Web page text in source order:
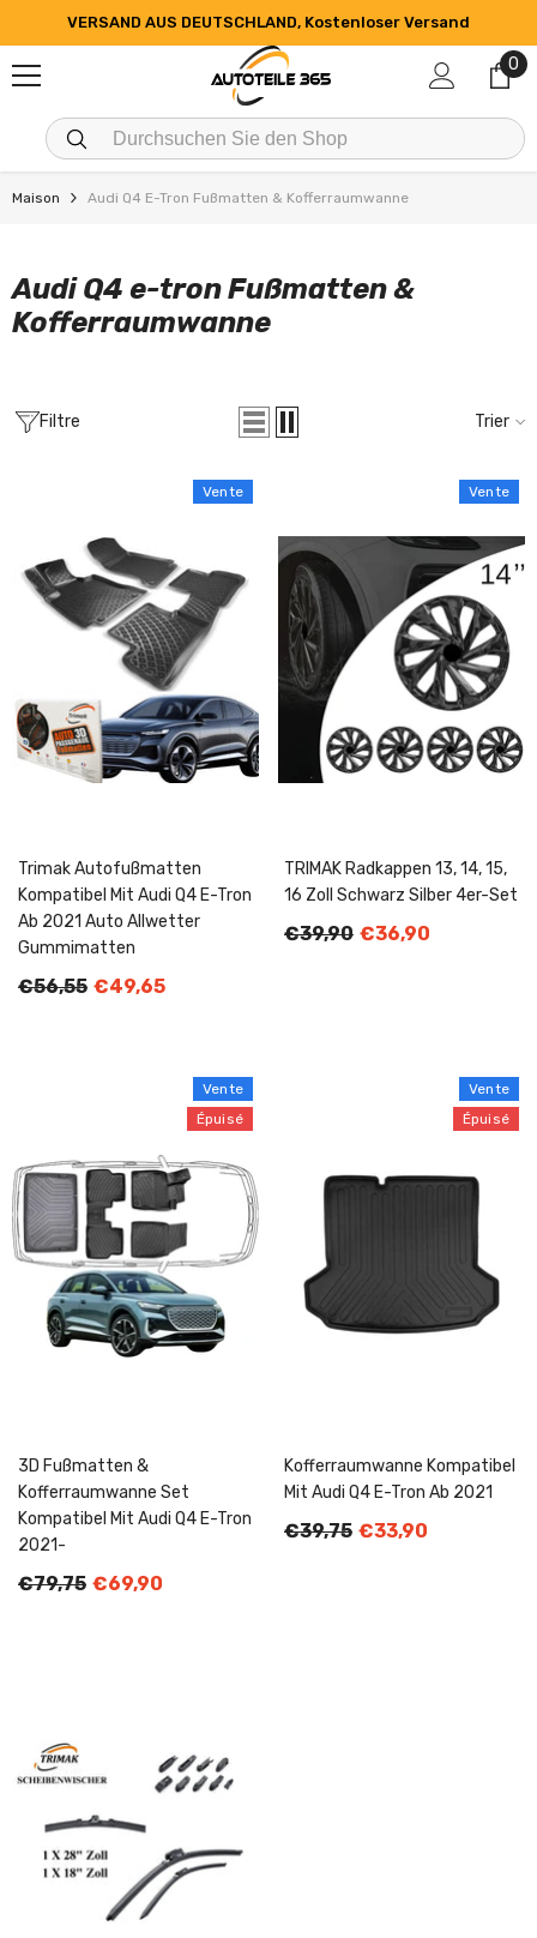
VERSAND AUS DEUTSCHLAND, Kostenloser Versand
0
0
Maison Audi Q4 E-Tron Fußmatten & Kofferraumwanne
Audi Q4 e-tron Fußmatten &
Kofferraumwanne
Filtre Trier
Vente
Trimak Autofußmatten
Kompatibel Mit Audi Q4 E-Tron
Ab 2021 Auto Allwetter
Gummimatten
€56,55 €49,65
Vente
TRIMAK Radkappen 13, 14, 15,
16 Zoll Schwarz Silber 4er-Set
€39,90 €36,90
Vente
Épuisé
3D Fußmatten &
Kofferraumwanne Set
Kompatibel Mit Audi Q4 E-Tron
2021-
€79,75 €69,90
Vente
Épuisé
Kofferraumwanne Kompatibel
Mit Audi Q4 E-Tron Ab 2021
€39,75 €33,90